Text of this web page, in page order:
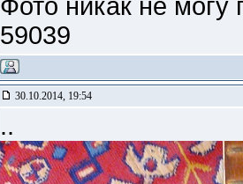
Фото никак не могу
59039
30.10.2014, 19:54
..